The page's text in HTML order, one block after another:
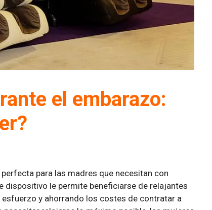
el embarazo:
para las madres que necesitan con
dispositivo le permite beneficiarse de relajantes
y ahorrando los costes de contratar a